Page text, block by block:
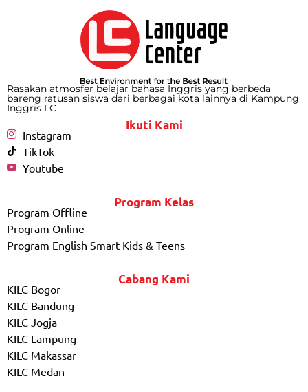
Rasakan atmosfer belajar bahasa Inggris yang berbeda
bareng ratusan siswa dari berbagai kota lainnya di Kampung
Inggris LC
Ikuti Kami
Instagram
TikTok
Youtube
Program Kelas
Program Offline
Program Online
Program English Smart Kids & Teens
Cabang Kami
KILC Bogor
KILC Bandung
KILC Jogja
KILC Lampung
KILC Makassar
KILC Medan